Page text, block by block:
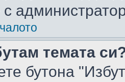
темата
бутона